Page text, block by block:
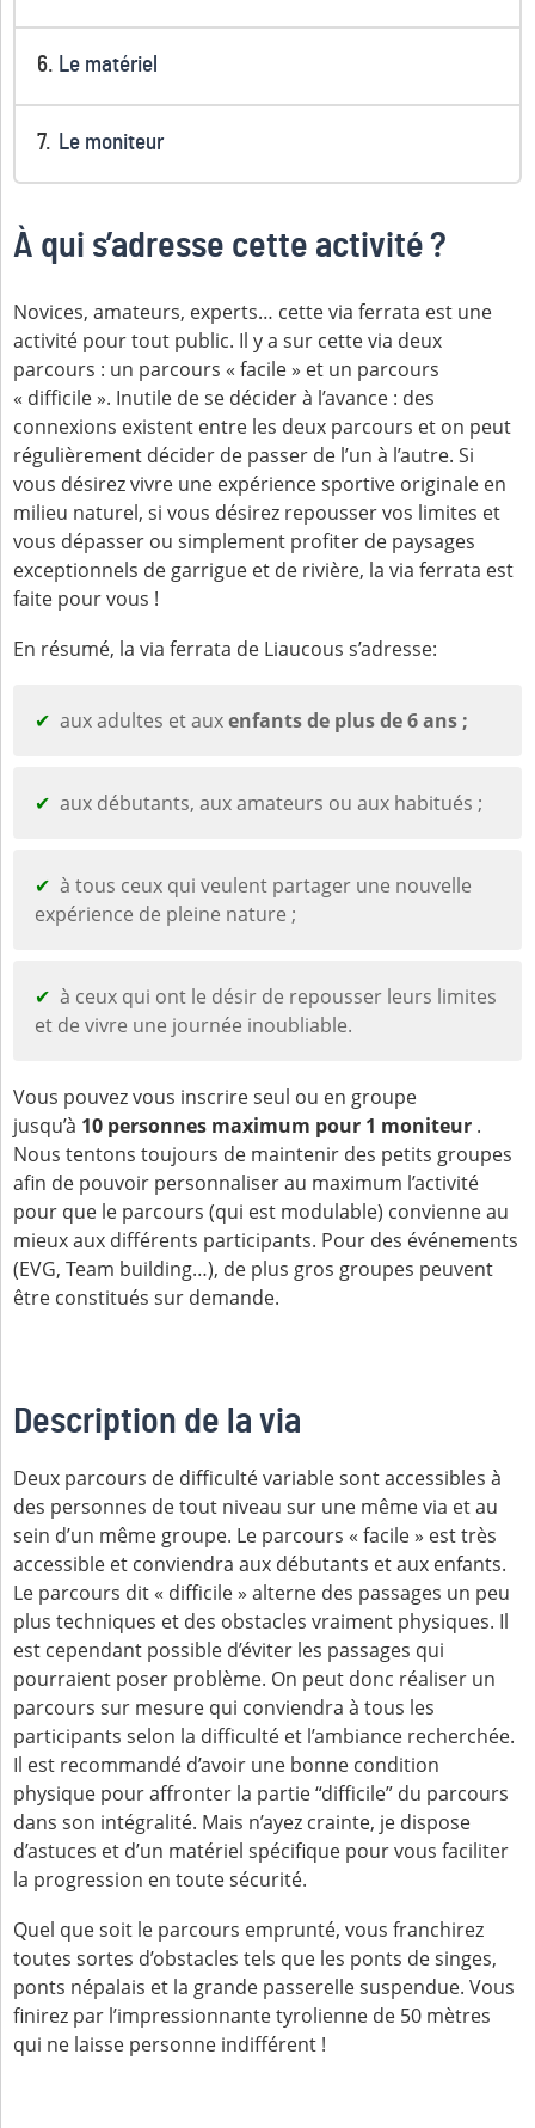
Le matériel
Le moniteur
À qui s’adresse cette activité ?
Novices, amateurs, experts… cette via ferrata est une
activité pour tout public. Il y a sur cette via deux
parcours : un parcours « facile » et un parcours
« difficile ». Inutile de se décider à l’avance : des
connexions existent entre les deux parcours et on peut
régulièrement décider de passer de l’un à l’autre. Si
vous désirez vivre une expérience sportive originale en
milieu naturel, si vous désirez repousser vos limites et
vous dépasser ou simplement profiter de paysages
exceptionnels de garrigue et de rivière, la via ferrata est
faite pour vous !
En résumé, la via ferrata de Liaucous s’adresse:
aux adultes et auxenfants de plus de 6 ans ;
aux débutants, aux amateurs ou aux habitués ;
à tous ceux qui veulent partager une nouvelle
expérience de pleine nature ;
à ceux qui ont le désir de repousser leurs limites
et de vivre une journée inoubliable.
Vous pouvez vous inscrire seul ou en groupe
jusqu’à 10 personnes maximum pour 1 moniteur .
Nous tentons toujours de maintenir des petits groupes
afin de pouvoir personnaliser au maximum l’activité
pour que le parcours (qui est modulable) convienne au
mieux aux différents participants. Pour des événements
(EVG, Team building…), de plus gros groupes peuvent
être constitués sur demande.
Description de la via
Deux parcours de difficulté variable sont accessibles à
des personnes de tout niveau sur une même via et au
sein d’un même groupe. Le parcours « facile » est très
accessible et conviendra aux débutants et aux enfants.
Le parcours dit « difficile » alterne des passages un peu
plus techniques et des obstacles vraiment physiques. Il
est cependant possible d’éviter les passages qui
pourraient poser problème. On peut donc réaliser un
parcours sur mesure qui conviendra à tous les
participants selon la difficulté et l’ambiance recherchée.
Il est recommandé d’avoir une bonne condition
physique pour affronter la partie “difficile” du parcours
dans son intégralité. Mais n’ayez crainte, je dispose
d’astuces et d’un matériel spécifique pour vous faciliter
la progression en toute sécurité.
Quel que soit le parcours emprunté, vous franchirez
toutes sortes d’obstacles tels que les ponts de singes,
ponts népalais et la grande passerelle suspendue. Vous
finirez par l’impressionnante tyrolienne de 50 mètres
qui ne laisse personne indifférent !